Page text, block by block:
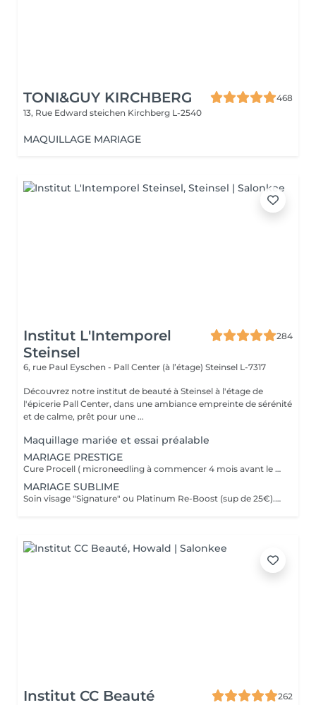
TONI&GUY KIRCHBERG
468
13, Rue Edward steichen Kirchberg L-2540
MAQUILLAGE MARIAGE
Institut L'Intemporel
Steinsel
284
6, rue Paul Eyschen - Pall Center (à l’étage) Steinsel L-7317
Découvrez notre institut de beauté à Steinsel à l'étage de
l'épicerie Pall Center, dans une ambiance empreinte de sérénité
et de calme, prêt pour une ...
Maquillage mariée et essai préalable
MARIAGE PRESTIGE
Cure Procell ( microneedling à commencer 4 mois avant le jour J) ou cure Soin Signature. Gommage du corps et massage 1h : 1 semaine avant le jour J. Beauté des mains et beauté des pieds ( vernis semi permanent en supplément): 2 jours avant le jour J. Maquillage Mariée, le jour J + essai à votre convenance. Épilations au choix ( jambes entières, maillot intégral, aisselles , visage ou - ), 2 jours avant le jour J. Dates modulables évidemment. 1099€ à la place de 1435€.
MARIAGE SUBLIME
Soin visage "Signature" ou Platinum Re-Boost (sup de 25€). 1 semaine avant le jour J. Gommage du corps. 2 à 3 jours avant le jour J. Massage détente dos et épaules. 1 jour avant le jour J Beauté des pieds+ vernis simple ( semi permanent +6€). 2 jours avant le jour J Beauté des mains+ vernis classique ( semi permanent +15€). 2 à 3 jours avant le jour J Maquillage Mariée + essai. le jour J et l'essai au choix Épilations au choix ( jambes entières, maillot intégral, aisselles , visage ou - ), ( cire classique ). 3 jours avant le jour J Forfait à planifier avec votre esthéticienne, dates modulables évidemment 599€ à la place de 728€
Institut CC Beauté
262